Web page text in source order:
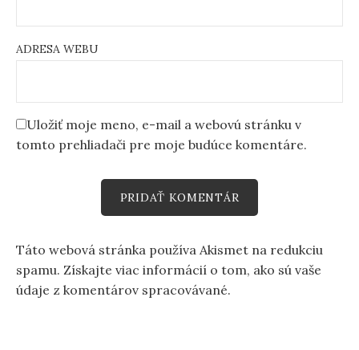
ADRESA WEBU
Uložiť moje meno, e-mail a webovú stránku v
tomto prehliadači pre moje budúce komentáre.
Táto webová stránka používa Akismet na redukciu
spamu. Získajte viac informácií o tom, ako sú vaše
údaje z komentárov spracovávané.